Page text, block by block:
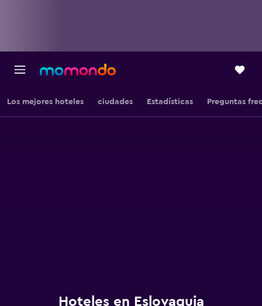
Los mejores hoteles ciudades Estadísticas Preguntas
Hoteles en Eslovaquia